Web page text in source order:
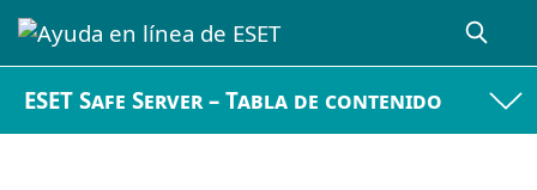
ESET Safe Server – Tabla de contenido